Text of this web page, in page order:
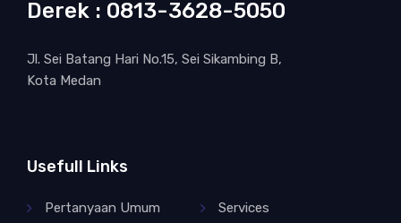
Derek : 0813-3628-5050
Jl. Sei Batang Hari No.15, Sei Sikambing B,
Kota Medan
Usefull Links
Pertanyaan Umum
Services